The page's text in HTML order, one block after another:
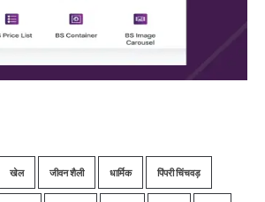
खेल जीवन शैली धार्मिक पिंपरी चिंचवड़